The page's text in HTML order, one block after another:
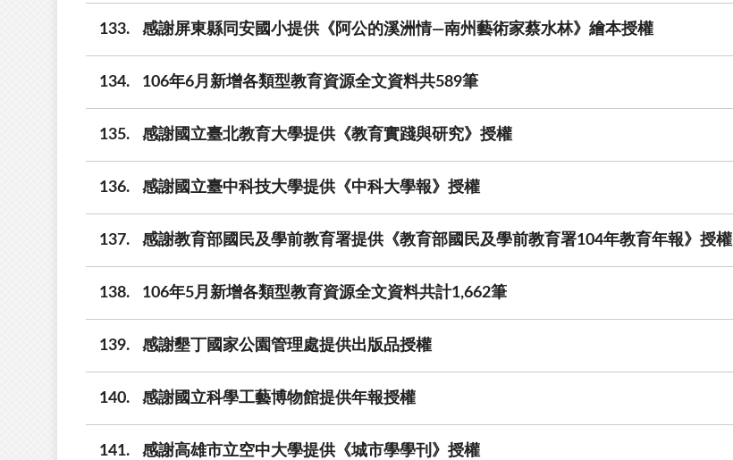
133 感謝屏東縣同安國小提供《阿公的溪洲情—南州藝術家蔡水林》繪本授權
134 106年6月新增各類型教育資源全文資料共589筆
135 感謝國立臺北教育大學提供《教育實踐與研究》授權
136 感謝國立臺中科技大學提供《中科大學報》授權
137 感謝教育部國民及學前教育署提供《教育部國民及學前教育署104年教育年報》授權
138 106年5月新增各類型教育資源全文資料共計1,662筆
139 感謝墾丁國家公園管理處提供出版品授權
140 感謝國立科學工藝博物館提供年報授權
141 感謝高雄市立空中大學提供《城市學學刊》授權